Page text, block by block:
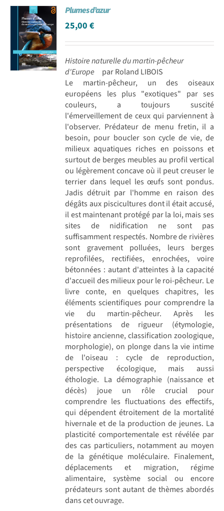
Achat en ligne
Panier WooCommerce
Plumes d’azur
25,00€
Histoire naturelle du martin-pêcheur
d'Europe
par Roland LIBOIS
Le martin-pêcheur, un des oiseaux
européens les plus "exotiques" par ses
couleurs, a toujours suscité
l'émerveillement de ceux qui parviennent à
l'observer. Prédateur de menu fretin, il a
besoin, pour boucler son cycle de vie, de
milieux aquatiques riches en poissons et
surtout de berges meubles au profil vertical
ou légèrement concave où il peut creuser le
terrier dans lequel les œufs sont pondus.
Jadis détruit par l'homme en raison des
dégâts aux piscicultures dont il était accusé,
il est maintenant protégé par la loi, mais ses
sites de nidification ne sont pas
suffisamment respectés. Nombre de rivières
sont gravement polluées, leurs berges
reprofilées, rectifiées, enrochées, voire
bétonnées : autant d'atteintes à la capacité
d'accueil des milieux pour le roi-pêcheur. Le
livre conte, en quelques chapitres, les
éléments scientifiques pour comprendre la
vie du martin-pêcheur. Après les
présentations de rigueur (étymologie,
histoire ancienne, classification zoologique,
morphologie), on plonge dans la vie intime
de l'oiseau : cycle de reproduction,
perspective écologique, mais aussi
éthologie. La démographie (naissance et
décès) joue un rôle crucial pour
comprendre les fluctuations des effectifs,
qui dépendent étroitement de la mortalité
hivernale et de la production de jeunes. La
plasticité comportementale est révélée par
des cas particuliers, notamment au moyen
de la génétique moléculaire. Finalement,
déplacements et migration, régime
alimentaire, système social ou encore
prédateurs sont autant de thèmes abordés
dans cet ouvrage.